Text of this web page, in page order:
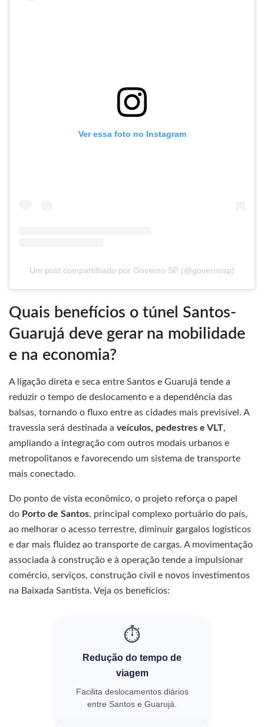
Ver essa foto no Instagram
Um post compartilhado por Governo SP (@governosp)
Quais benefícios o túnel Santos-
Guarujá deve gerar na mobilidade
e na economia?
A ligação direta e seca entre Santos e Guarujá tende a
reduzir o tempo de deslocamento e a dependência das
balsas, tornando o fluxo entre as cidades mais previsível. A
travessia será destinada a veículos, pedestres e VLT,
ampliando a integração com outros modais urbanos e
metropolitanos e favorecendo um sistema de transporte
mais conectado.
Do ponto de vista econômico, o projeto reforça o papel
do Porto de Santos, principal complexo portuário do país,
ao melhorar o acesso terrestre, diminuir gargalos logísticos
e dar mais fluidez ao transporte de cargas. A movimentação
associada à construção e à operação tende a impulsionar
comércio, serviços, construção civil e novos investimentos
na Baixada Santista. Veja os benefícios:
⏱️
Redução do tempo de
viagem
Facilita deslocamentos diários
entre Santos e Guarujá.